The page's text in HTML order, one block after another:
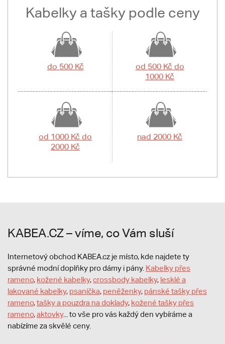
Kabelky a tašky podle ceny
do 500 Kč
od 500 Kč do
1000 Kč
od 1000 Kč do
2000 Kč
nad 2000 Kč
KABEA.CZ – víme, co Vám sluší
Internetový obchod KABEA.cz je místo, kde najdete ty
správné modní doplňky pro dámy i pány. Kabelky přes
rameno, kožené kabelky,crossbody kabelky, lesklé a
lakované kabelky, psaníčka, peněženky, pánské tašky přes
rameno,tašky a pouzdra na doklady, kožené tašky přes
rameno,aktovky... to vše pro vás každý den vybíráme a
nabízíme za skvělé ceny.